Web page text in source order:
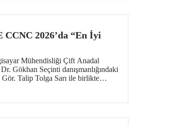
CCNC 2026’da “En İyi
Mühendisliği Çift Anadal
Gökhan Seçinti danışmanlığındaki
Talip Tolga Sarı ile birlikte